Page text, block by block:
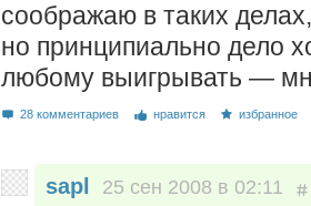
соображаю в таких делах,
но принципиально дело
любому выигрывать —
28 комментариев нравится избранное
sapl 25 сен 2008 в 02:11